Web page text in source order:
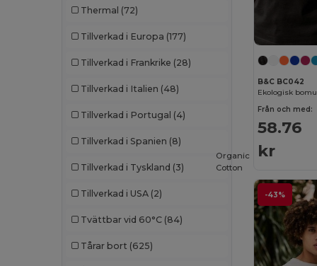
Thermal (72)
Tillverkad i Europa (177)
Tillverkad i Frankrike (28)
Tillverkad i Italien (48)
Tillverkad i Portugal (4)
Tillverkad i Spanien (8)
Tillverkad i Tyskland (3)
Tillverkad i USA (2)
Tvättbar vid 60°C (84)
Tårar bort (625)
B&C BC042
Ekologisk
Från och med:
58.76
kr
-43%
Organic
Cotton